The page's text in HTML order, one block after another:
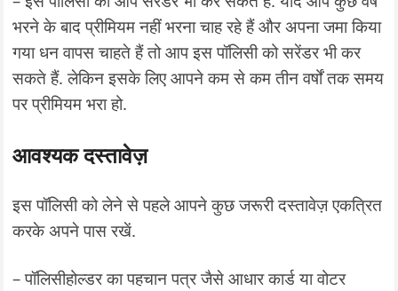
भरने के बाद प्रीमियम नहीं भरना चाह रहे हैं और अपना जमा किया
गया धन वापस चाहते हैं तो आप इस पॉलिसी को सरेंडर भी कर
सकते हैं. लेकिन इसके लिए आपने कम से कम तीन वर्षों तक समय
पर प्रीमियम भरा हो.
आवश्यक दस्तावेज़
इस पॉलिसी को लेने से पहले आपने कुछ जरूरी दस्तावेज़ एकत्रित
करके अपने पास रखें.
– पॉलिसीहोल्डर का पहचान पत्र जैसे आधार कार्ड या वोटर